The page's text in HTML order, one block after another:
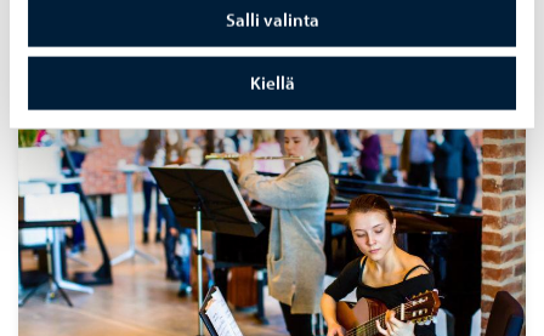
Salli valinta
Kiellä
Tietoa musiikkiopiston oppilaille